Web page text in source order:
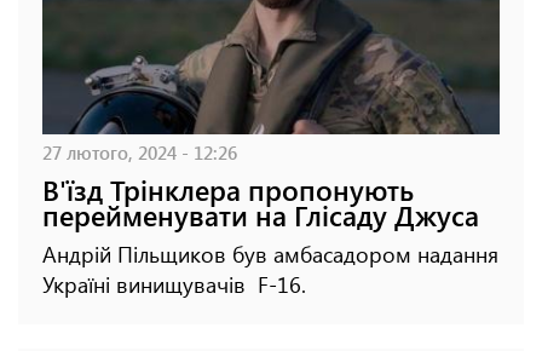
27 лютого, 2024 - 12:26
В'їзд Трінклера пропонують
перейменувати на Глісаду Джуса
Андрій Пільщиков був амбасадором надання
Україні винищувачів F-16.